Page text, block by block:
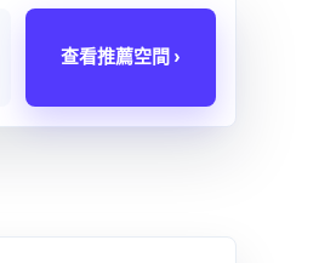
查看推薦空間 ›
›